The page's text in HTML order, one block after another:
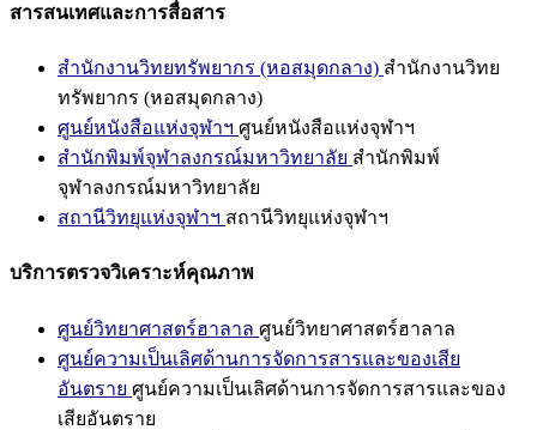
สารสนเทศและการสื่อสาร
สำนักงานวิทยทรัพยากร (หอสมุดกลาง) สำนักงานวิทย
ทรัพยากร (หอสมุดกลาง)
ศูนย์หนังสือแห่งจุฬาฯ ศูนย์หนังสือแห่งจุฬาฯ
สำนักพิมพ์จุฬาลงกรณ์มหาวิทยาลัย สำนักพิมพ์
จุฬาลงกรณ์มหาวิทยาลัย
สถานีวิทยุแห่งจุฬาฯ สถานีวิทยุแห่งจุฬาฯ
บริการตรวจวิเคราะห์คุณภาพ
ศูนย์วิทยาศาสตร์ฮาลาล ศูนย์วิทยาศาสตร์ฮาลาล
ศูนย์ความเป็นเลิศด้านการจัดการสารและของเสีย
อันตราย ศูนย์ความเป็นเลิศด้านการจัดการสารและของ
เสียอันตราย